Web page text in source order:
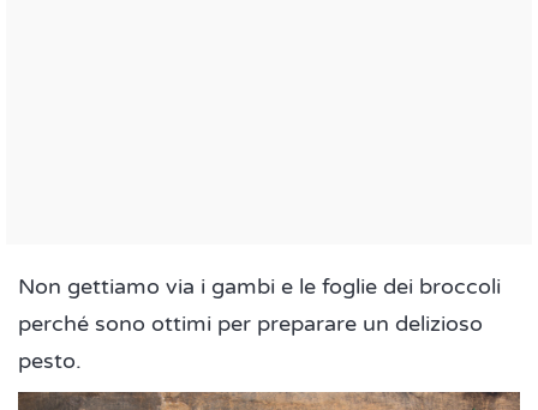
Non gettiamo via i gambi e le foglie dei broccoli
perché sono ottimi per preparare un delizioso
pesto.